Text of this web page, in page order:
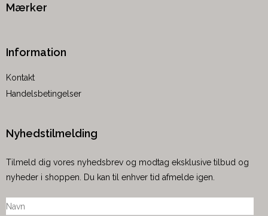
Mærker
Information
Kontakt
Handelsbetingelser
Nyhedstilmelding
Tilmeld dig vores nyhedsbrev og modtag eksklusive tilbud og
nyheder i shoppen. Du kan til enhver tid afmelde igen.